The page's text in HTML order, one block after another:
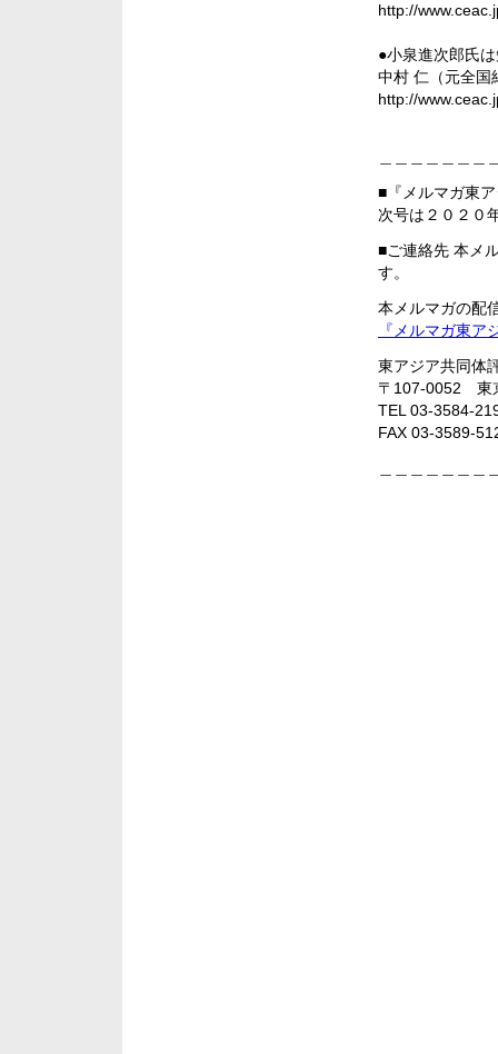
http://
●小泉進次郎氏
中村 仁（元全国
http://
■『メルマガ東
次号は２０２０
■ご連絡先 本メ
す。
本メルマガの配
『メルマガ東ア
東アジア共同体
〒107-0052 東
TEL 03-3584-
FAX 03-3589-